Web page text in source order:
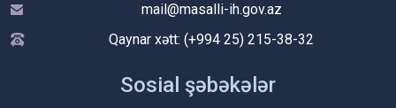
mail@masalli-ih.gov.az
Qaynar xətt: (+994 25) 215-38-32
Sosial şəbəkələr